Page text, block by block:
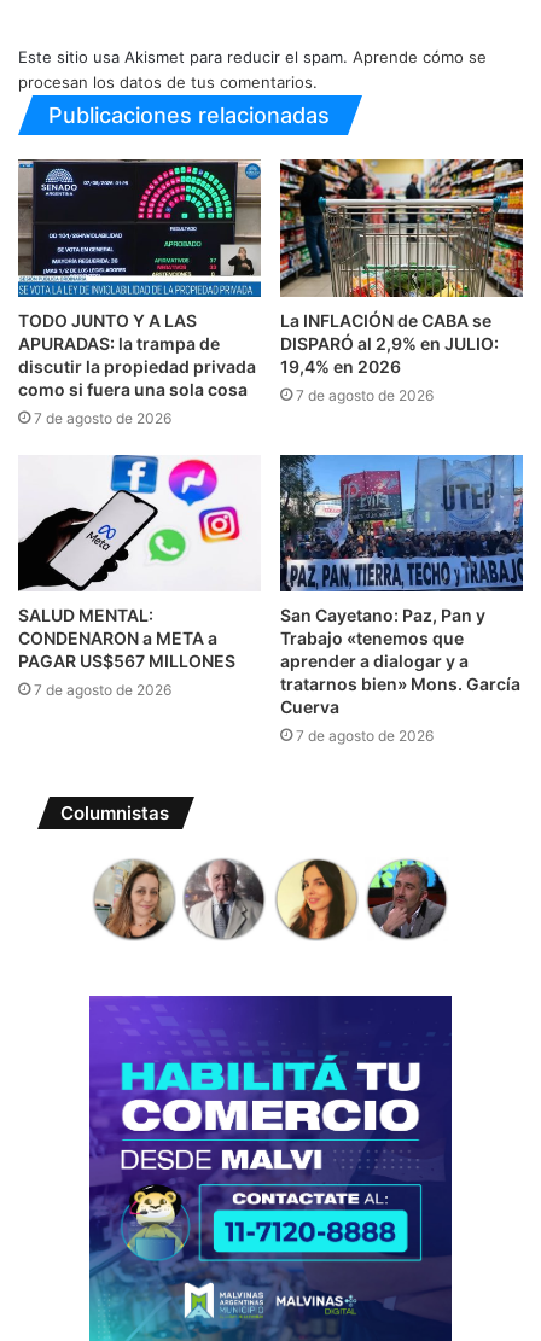
Este sitio usa Akismet para reducir el spam. Aprende cómo se
procesan los datos de tus comentarios.
Publicaciones relacionadas
TODO JUNTO Y A LAS
APURADAS: la trampa de
discutir la propiedad privada
como si fuera una sola cosa
7 de agosto de 2026
La INFLACIÓN de CABA se
DISPARÓ al 2,9% en JULIO:
19,4% en 2026
7 de agosto de 2026
SALUD MENTAL:
CONDENARON a META a
PAGAR US$567 MILLONES
7 de agosto de 2026
San Cayetano: Paz, Pan y
Trabajo «tenemos que
aprender a dialogar y a
tratarnos bien» Mons. García
Cuerva
7 de agosto de 2026
Columnistas